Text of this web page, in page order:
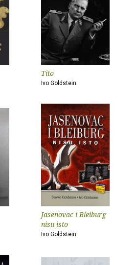
Tito
Ivo Goldstein
Jasenovac i Bleiburg
nisu isto
Ivo Goldstein